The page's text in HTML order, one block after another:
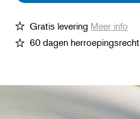
Gratis levering Meer info
60 dagen herroepingsrecht